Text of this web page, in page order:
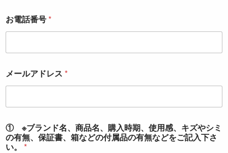
お電話番号*
メールアドレス *
① ※ブランド名、商品名、購入時期、使用感、キズやシミ
の有無、保証書、箱などの付属品の有無などをご記入下さ
い。 *